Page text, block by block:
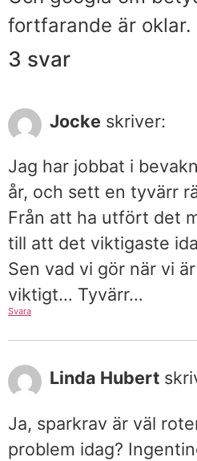
fortfarande är oklar.
3 svar
Jocke skriver:
Jag har jobbat i
år, och sett en tyvärr
Från att ha utfört det
till att det viktigaste
Sen vad vi gör när vi
viktigt… Tyvärr…
Svara
Linda Hubert
Ja, sparkrav är väl
problem idag?